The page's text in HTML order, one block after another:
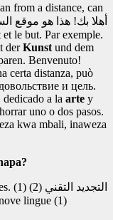
from a distance, can
أهلا بك! هذا هو موقع
le but. Par exemple.
derKunst und dem
Benvenuto!
certa distanza, può
и цель.
a la arte y
uno o dos pasos.
kwa mbali, inaweza
(1) التجديد التقني (2)
lingue (1)